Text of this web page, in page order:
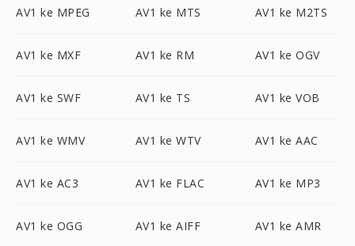
AV1 ke MPEG AV1 ke MTS AV1 ke M2TS
AV1 ke MXF AV1 ke RM AV1 ke OGV
AV1 ke SWF AV1 ke TS AV1 ke VOB
AV1 ke WMV AV1 ke WTV AV1 ke AAC
AV1 ke AC3 AV1 ke FLAC AV1 ke MP3
AV1 ke OGG AV1 ke AIFF AV1 ke AMR